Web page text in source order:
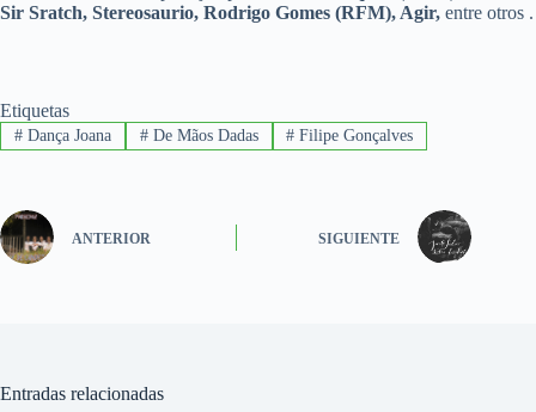
Sir Sratch, Stereosaurio, Rodrigo Gomes (RFM), Agir, entre otros .
Etiquetas
#Dança Joana #De Mãos Dadas # Filipe Gonçalves
ANTERIOR SIGUIENTE
Entradas relacionadas